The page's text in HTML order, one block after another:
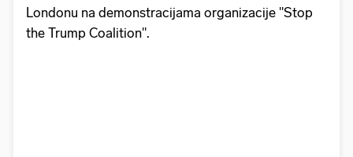
Londonu na demonstracijama organizacije "Stop
the Trump Coalition".